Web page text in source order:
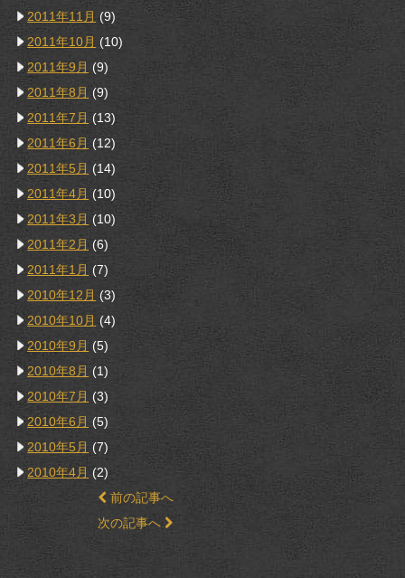
2011年11月 (9)
2011年10月 (10)
2011年9月 (9)
2011年8月 (9)
2011年7月 (13)
2011年6月 (12)
2011年5月 (14)
2011年4月 (10)
2011年3月 (10)
2011年2月 (6)
2011年1月 (7)
2010年12月 (3)
2010年10月 (4)
2010年9月 (5)
2010年8月 (1)
2010年7月 (3)
2010年6月 (5)
2010年5月 (7)
2010年4月 (2)
前の記事へ
次の記事へ